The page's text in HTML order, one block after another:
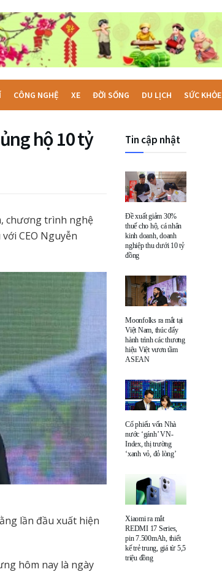
CÔNG NGHỆ XE ĐỜI SỐNG DU LỊCH SỨC KHỎE
hộ 10 tỷ
chương trình nghệ
CEO Nguyễn
lần đầu xuất hiện
hôm nay là ngày
Tin cập nhật
Đề xuất giảm 30%
thuế cho hộ, cá nhân
kinh doanh, doanh
nghiệp thu dưới 10 tỷ
đồng
Moonfolks ra mắt tại
Việt Nam, thúc đẩy
hành trình các thương
hiệu Việt vươn tầm
ASEAN
Cổ phiếu vốn Nhà
nước ‘gánh’ VN-
Index, thị trường
‘xanh vỏ, đỏ lòng’
Xiaomi ra mắt
REDMI 17 Series,
pin 7.500mAh, thiết
kế trẻ trung, giá từ 5,5
triệu đồng